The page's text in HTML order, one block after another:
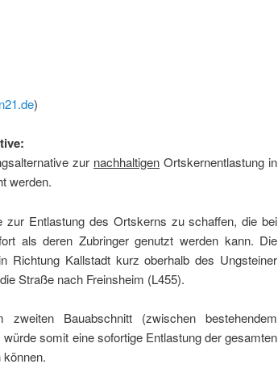
)
zur nachhaltigen Ortskernentlastung in
werden.
zur Entlastung des Ortskerns zu schaffen, die bei
als deren Zubringer genutzt werden kann. Die
Richtung Kallstadt kurz oberhalb des Ungsteiner
Straße nach Freinsheim (L455).
Bauabschnitt (zwischen bestehendem
somit eine sofortige Entlastung der gesamten